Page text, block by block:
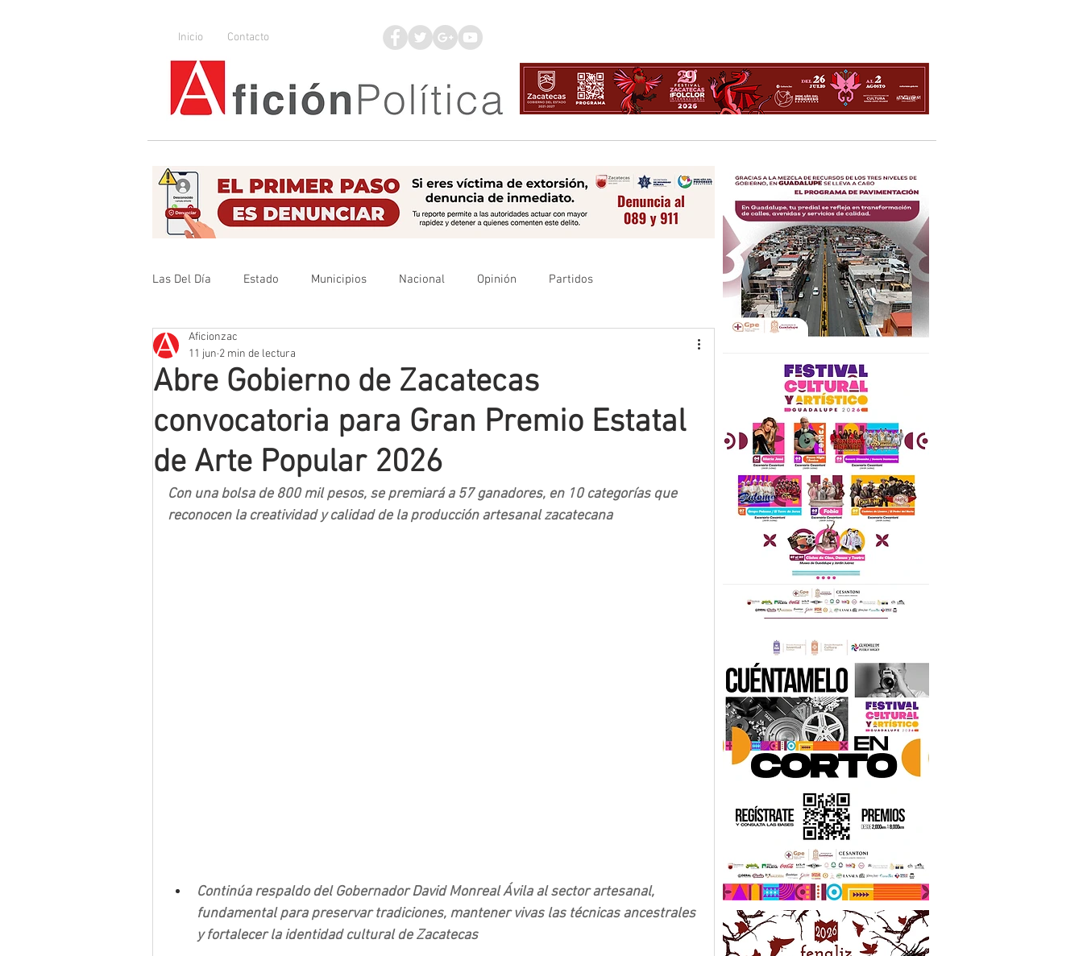
Inicio Contacto
Las Del Día Estado Municipios Nacional Opinión Partidos
Que no se olvide
Abre Gobierno de Zacatecas
convocatoria para Gran Premio Estatal
de Arte Popular 2026
Aficionzac
11 jun 2 min de lectura
Con una bolsa de 800 mil pesos, se premiará a 57 ganadores, en 10 categorías que
reconocen la creatividad y calidad de la producción artesanal zacatecana
Continúa respaldo del Gobernador David Monreal Ávila al sector artesanal,
fundamental para preservar tradiciones, mantener vivas las técnicas ancestrales
y fortalecer la identidad cultural de Zacatecas